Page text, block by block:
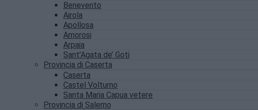
Benevento
Airola
Apollosa
Amorosi
Arpaia
Sant’Agata de’ Goti
Provincia di Caserta
Caserta
Castel Volturno
Santa Maria Capua vetere
Provincia di Salerno